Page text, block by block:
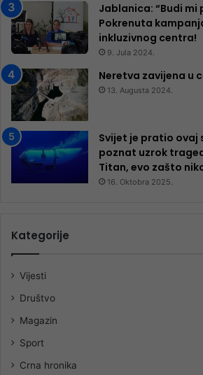
Jablanica: “Budi mi
Pokrenuta
inkluzivnog centra!
9. Jula 2024.
Neretva zavijena u
13. Augusta 2024.
Svijet je pratio ovaj
poznat uzrok
Titan, evo zašto
16. Oktobra 2025.
Kategorije
Vijesti
Društvo
Magazin
Sport
Crna hronika